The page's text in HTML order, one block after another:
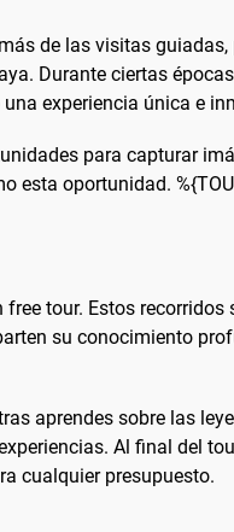
de las visitas
Durante ciertas
experiencia única e
para capturar
oportunidad.
tour. Estos
su conocimiento
aprendes sobre las
Al final del
cualquier presupuesto.